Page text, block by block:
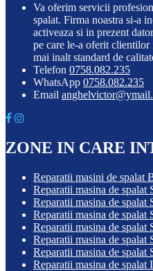
Va oferim servicii
spalat. Firma noastra si-a
activeaza si in prezent
pe care le-a oferit
mai inalt standard de
Telefon 0758.082.235
WhatsApp 0758.082.235
Email
ZONE IN CARE
Reparatii masini de spalat
Reparatii masina de spalat
Reparatii masina de spalat
Reparatii masina de spalat
Reparatii masina de spalat
Reparatii masina de spalat
Reparatii masina de spalat
Reparatii masina de spalat